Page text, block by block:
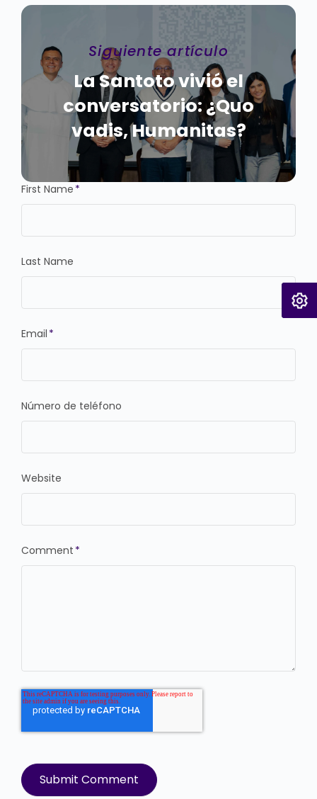
Siguiente artículo
La Santoto vivió el
conversatorio: ¿Quo
vadis, Humanitas?
First Name *
Last Name
Email *
Número de teléfono
Website
Comment *